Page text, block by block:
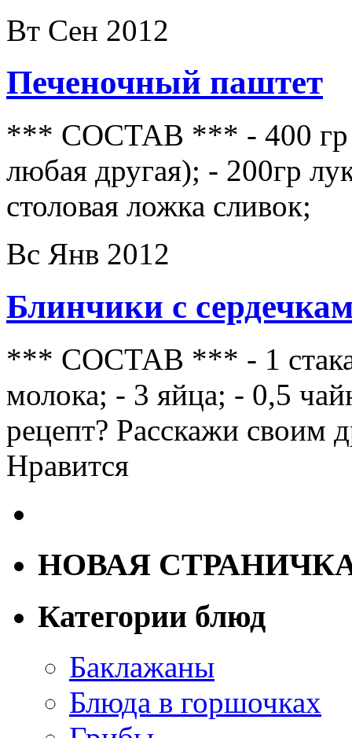
Вт Сен 2012
Печеночный паштет
*** СОСТАВ *** - 400 гр
любая другая); - 200гр
столовая ложка сливок;
Вс Янв 2012
Блинчики с
*** СОСТАВ *** - 1
молока; - 3 яйца; - 0,5
рецепт? Расскажи своим
Нравится
НОВАЯ
Категории блюд
Баклажаны
Блюда в горшочках